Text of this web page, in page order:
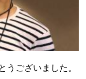
うございました。